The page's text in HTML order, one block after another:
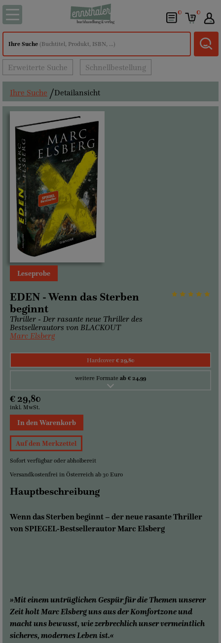
0 0
Ihre Suche (Buchtitel, Produkt, ISBN, ...)
Erweiterte Suche Schnellbestellung
Ihre Suche Detailansicht
Leseprobe
EDEN - Wenn das Sterben
beginnt
Thriller - Der rasante neue Thriller des
Bestsellerautors von BLACKOUT
Marc Elsberg
Hardcover € 29,80
weitere Formate ab € 24,99
€ 29,80
inkl. MwSt.
In den Warenkorb
Auf den Merkzettel
Sofort verfügbar oder abholbereit
Versandkostenfrei in Österreich ab 30 Euro
Hauptbeschreibung
Wenn das Sterben beginnt – der neue rasante Thriller
von SPIEGEL-Bestsellerautor Marc Elsberg
»Mit einem untrüglichen Gespür für die Themen unserer
Zeit holt Marc Elsberg uns aus der Komfortzone und
macht uns bewusst, wie zerbrechlich unser vermeintlich
sicheres, modernes Leben ist.«